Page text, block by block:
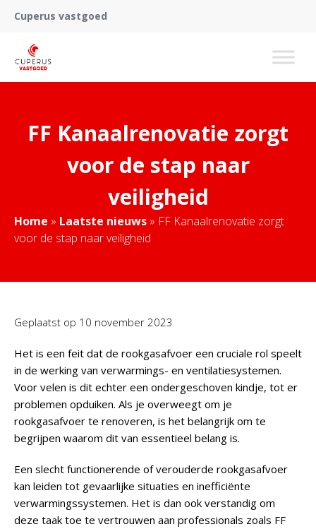
Cuperus vastgoed
FF Kanaalrenovatie zorgt
voor de stap naar
veiligheid
Home » Laatste nieuws » FF Kanaalrenovatie zorgt
voor de stap naar veiligheid
Geplaatst op 10 november 2023
Het is een feit dat de rookgasafvoer een cruciale rol speelt
in de werking van verwarmings- en ventilatiesystemen.
Voor velen is dit echter een ondergeschoven kindje, tot er
problemen opduiken. Als je overweegt om je
rookgasafvoer te renoveren, is het belangrijk om te
begrijpen waarom dit van essentieel belang is.
Een slecht functionerende of verouderde rookgasafvoer
kan leiden tot gevaarlijke situaties en inefficiënte
verwarmingssystemen. Het is dan ook verstandig om
deze taak toe te vertrouwen aan professionals zoals FF